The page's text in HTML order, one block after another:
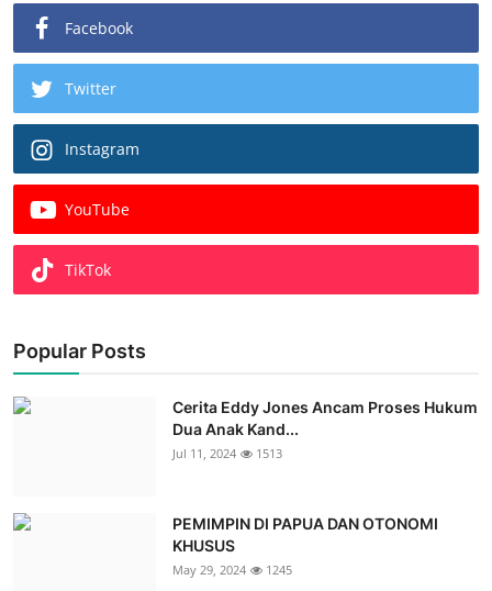
Facebook
Twitter
Instagram
YouTube
TikTok
Popular Posts
Cerita Eddy Jones Ancam Proses Hukum
Dua Anak Kand...
Jul 11, 2024 1513
PEMIMPIN DI PAPUA DAN OTONOMI
KHUSUS
May 29, 2024 1245